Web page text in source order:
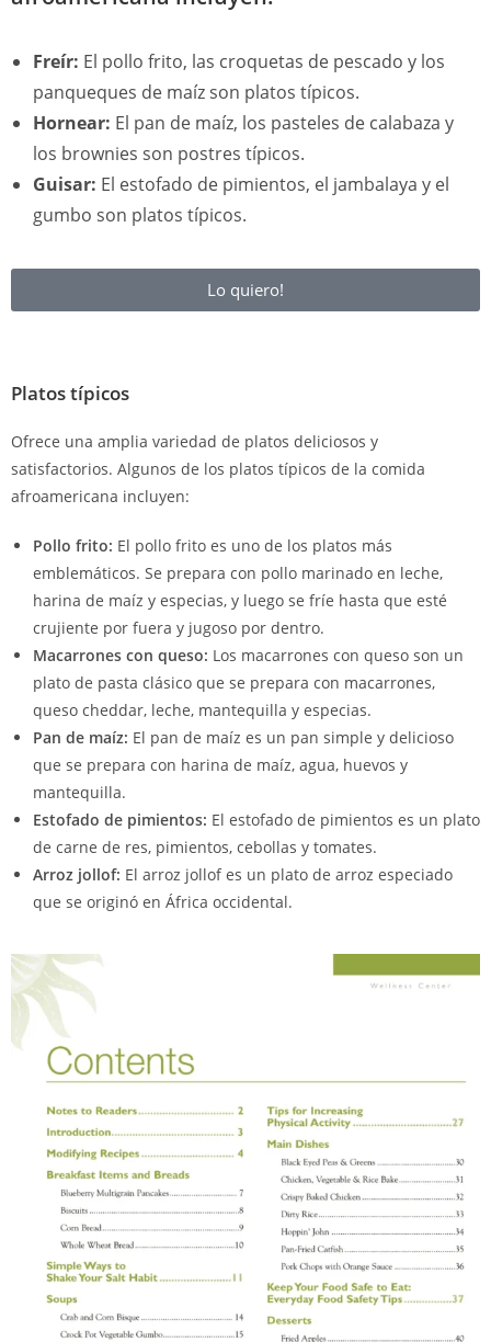
Freír: El pollo frito, las croquetas de pescado y los
panqueques de maíz son platos típicos.
Hornear: El pan de maíz, los pasteles de calabaza y
los brownies son postres típicos.
Guisar: El estofado de pimientos, el jambalaya y el
gumbo son platos típicos.
Lo quiero!
Platos típicos
Ofrece una amplia variedad de platos deliciosos y
satisfactorios. Algunos de los platos típicos de la comida
afroamericana incluyen:
Pollo frito: El pollo frito es uno de los platos más
emblemáticos. Se prepara con pollo marinado en leche,
harina de maíz y especias, y luego se fríe hasta que esté
crujiente por fuera y jugoso por dentro.
Macarrones con queso: Los macarrones con queso son un
plato de pasta clásico que se prepara con macarrones,
queso cheddar, leche, mantequilla y especias.
Pan de maíz: El pan de maíz es un pan simple y delicioso
que se prepara con harina de maíz, agua, huevos y
mantequilla.
Estofado de pimientos: El estofado de pimientos es un plato
de carne de res, pimientos, cebollas y tomates.
Arroz jollof: El arroz jollof es un plato de arroz especiado
que se originó en África occidental.